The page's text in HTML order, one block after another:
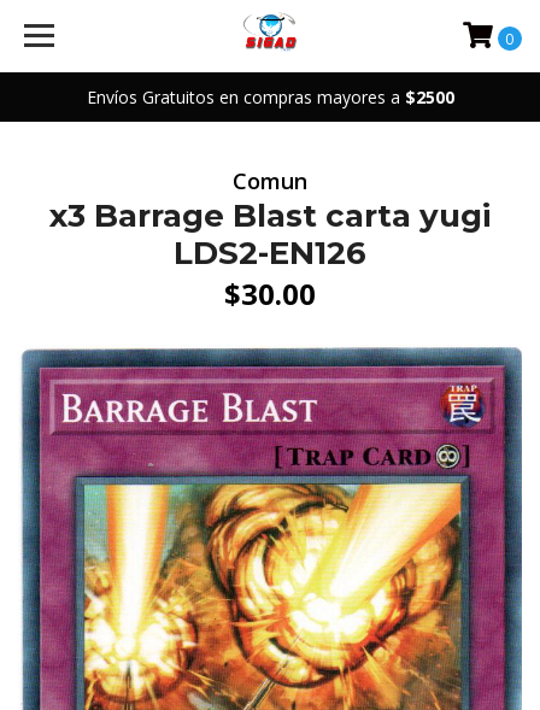
Envíos Gratuitos en compras mayores a $2500
0
Comun
x3 Barrage Blast carta yugi
LDS2-EN126
$30.00